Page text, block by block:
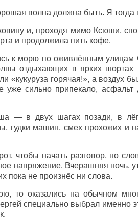
волна должна быть. Я тогда
и, проходя мимо Ксюши,
и продолжила пить кофе.
к морю по оживлённым улицам
отдыхающих в ярких шортах
«кукуруза горячая!», а воздух
уже сильно припекало,
— в двух шагах позади, в
гудки машин, смех прохожих и
чтобы начать разговор, но
напряжение. Вчерашняя ночь,
пока не произнёс ни слова.
то оказались на обычном
специально выбрал именно